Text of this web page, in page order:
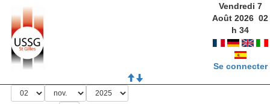
Vendredi 7
Août 2026 02
h34
Se connecter